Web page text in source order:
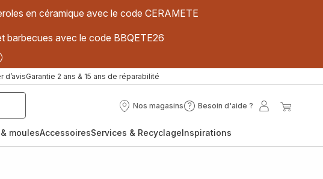
en céramique avec le code CERAMETE
barbecues avec le code BBQETE26
d’avisGarantie 2 ans & 15 ans de réparabilité
Nos magasins
Nos
Besoin d'aide ?
Besoin
?
Mon
moulesAccessoiresServices & RecyclageInspirations